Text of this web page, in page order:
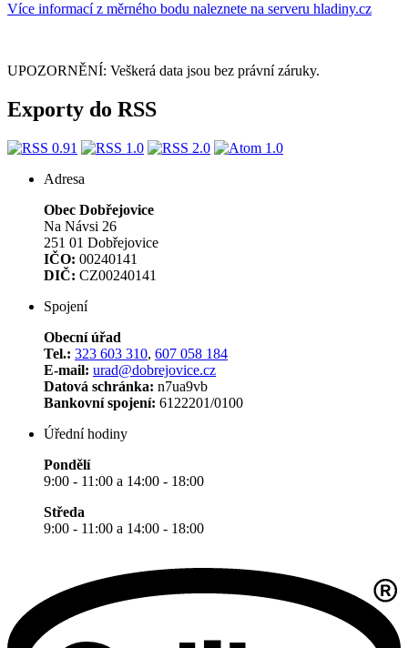
Více informací z měrného bodu naleznete na serveru hladiny.cz
UPOZORNĚNÍ: Veškerá data jsou bez právní záruky.
Exporty do RSS
Adresa
Obec Dobřejovice
Na Návsi 26
251 01 Dobřejovice
IČO: 00240141
DIČ: CZ00240141
Spojení
Obecní úřad
Tel.: 323 603 310, 607 058 184
E-mail: urad@dobrejovice.cz
Datová schránka: n7ua9vb
Bankovní spojení: 6122201/0100
Úřední hodiny
Pondělí
9:00 - 11:00 a 14:00 - 18:00
Středa
9:00 - 11:00 a 14:00 - 18:00